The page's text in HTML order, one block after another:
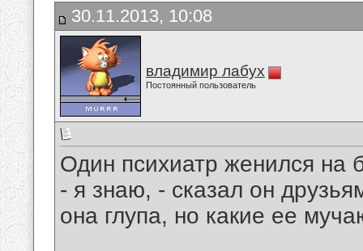
30.11.2013, 10:08
владимир лабух
Постоянный пользователь
Один психиатр женился на
- я знаю, - сказал он
она глупа, но какие ее